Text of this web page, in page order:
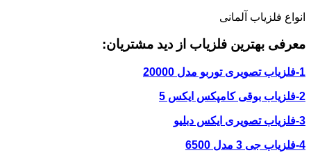
انواع فلزیاب آلمانی
معرفی بهترین فلزیاب از دید مشتریان:
1-فلزیاب تصویری توربو مدل 20000
2-فلزیاب بوقی کامپکس ایکس 5
3-فلزیاب تصویری ایکس دبلیو
4-فلزیاب جی 3 مدل 6500